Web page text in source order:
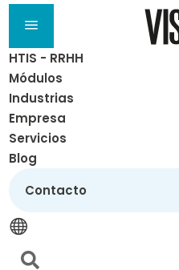
a
HTIS - RRHH
Módulos
Industrias
Empresa
Servicios
Blog
Contacto

